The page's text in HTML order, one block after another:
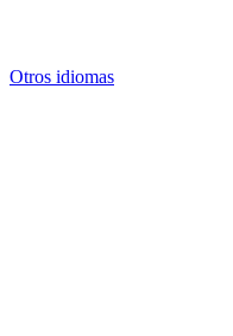
Otros idiomas